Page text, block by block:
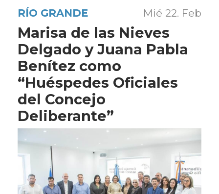
RÍO GRANDE Mié 22. Feb
Marisa de las Nieves
Delgado y Juana Pabla
Benítez como
“Huéspedes Oficiales
del Concejo
Deliberante”